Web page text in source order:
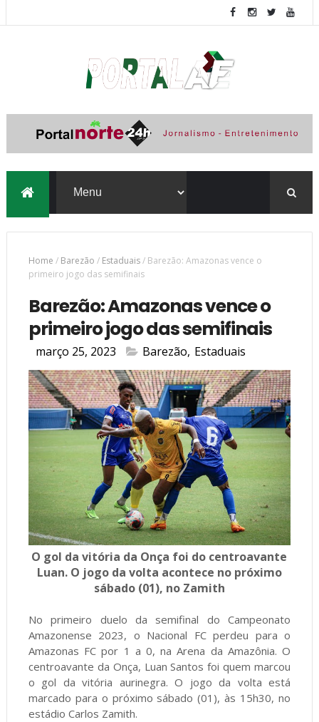
Home / Barezão / Estaduais/ Barezão: Amazonas vence o
primeiro jogo das semifinais
Barezão: Amazonas vence o
primeiro jogo das semifinais
março 25, 2023 Barezão, Estaduais
O gol da vitória da Onça foi do centroavante
Luan. O jogo da volta acontece no próximo
sábado (01), no Zamith
No primeiro duelo da semifinal do Campeonato
Amazonense 2023, o Nacional FC perdeu para o
Amazonas FC por 1 a 0, na Arena da Amazônia. O
centroavante da Onça, Luan Santos foi quem marcou
o gol da vitória aurinegra. O jogo da volta está
marcado para o próximo sábado (01), às 15h30, no
estádio Carlos Zamith.